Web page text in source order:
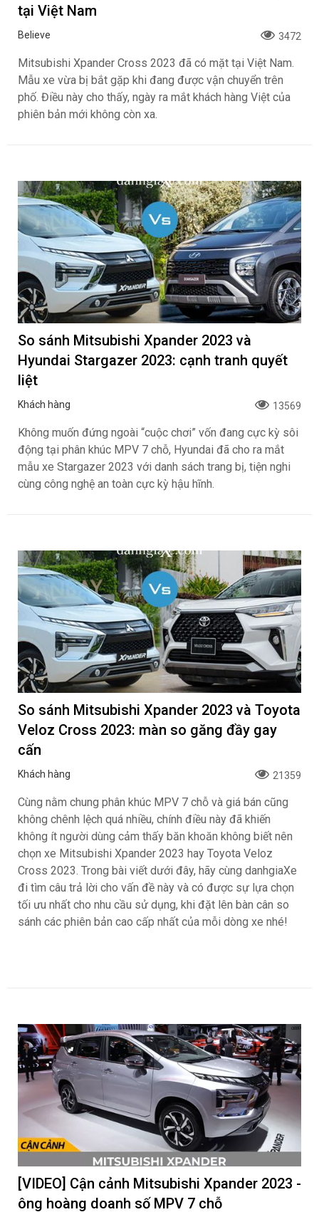
tại Việt Nam
Believe 3472
Mitsubishi Xpander Cross 2023 đã có mặt tại Việt Nam.
Mẫu xe vừa bị bắt gặp khi đang được vận chuyển trên
phố. Điều này cho thấy, ngày ra mắt khách hàng Việt của
phiên bản mới không còn xa.
So sánh Mitsubishi Xpander 2023 và
Hyundai Stargazer 2023: cạnh tranh quyết
liệt
Khách hàng 13569
Không muốn đứng ngoài “cuộc chơi” vốn đang cực kỳ sôi
động tại phân khúc MPV 7 chỗ, Hyundai đã cho ra mắt
mẫu xe Stargazer 2023 với danh sách trang bị, tiện nghi
cùng công nghệ an toàn cực kỳ hậu hĩnh.
So sánh Mitsubishi Xpander 2023 và Toyota
Veloz Cross 2023: màn so găng đầy gay
cấn
Khách hàng 21359
Cùng nằm chung phân khúc MPV 7 chỗ và giá bán cũng
không chênh lệch quá nhiều, chính điều này đã khiến
không ít người dùng cảm thấy băn khoăn không biết nên
chọn xe Mitsubishi Xpander 2023 hay Toyota Veloz
Cross 2023. Trong bài viết dưới đây, hãy cùng danhgiaXe
đi tìm câu trả lời cho vấn đề này và có được sự lựa chọn
tối ưu nhất cho nhu cầu sử dụng, khi đặt lên bàn cân so
sánh các phiên bản cao cấp nhất của mỗi dòng xe nhé!
[VIDEO] Cận cảnh Mitsubishi Xpander 2023 -
ông hoàng doanh số MPV 7 chỗ